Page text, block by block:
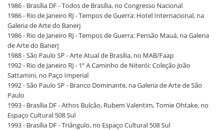
1986 - Brasília DF - Todos de Brasília, no Congresso Nacional
1986 - Rio de Janeiro RJ - Tempos de Guerra: Hotel Internacional, na
Galeria de Arte do Banerj
1986 - Rio de Janeiro RJ - Tempos de Guerra: Pensão Mauá, na Galeria
de Arte do Banerj
1988 - São Paulo SP - Arte Atual de Brasília, no MAB/Faap
1992 - Rio de Janeiro RJ - 1º A Caminho de Niterói: Coleção João
Sattamini, no Paço Imperial
1992 - São Paulo SP - Branco Dominante, na Galeria de Arte de São
Paulo
1993 - Brasília DF - Athos Bulcão, Rubem Valentim, Tomie Ohtake, no
Espaço Cultural 508 Sul
1993 - Brasília DF - Triângulo, no Espaço Cultural 508 Sul